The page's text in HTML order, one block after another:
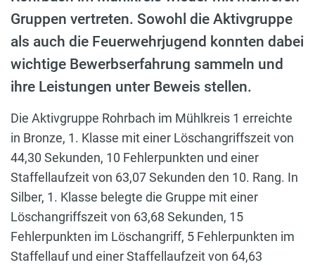
Gruppen vertreten. Sowohl die Aktivgruppe
als auch die Feuerwehrjugend konnten dabei
wichtige Bewerbserfahrung sammeln und
ihre Leistungen unter Beweis stellen.
Die Aktivgruppe Rohrbach im Mühlkreis 1 erreichte
in Bronze, 1. Klasse mit einer Löschangriffszeit von
44,30 Sekunden, 10 Fehlerpunkten und einer
Staffellaufzeit von 63,07 Sekunden den 10. Rang. In
Silber, 1. Klasse belegte die Gruppe mit einer
Löschangriffszeit von 63,68 Sekunden, 15
Fehlerpunkten im Löschangriff, 5 Fehlerpunkten im
Staffellauf und einer Staffellaufzeit von 64,63